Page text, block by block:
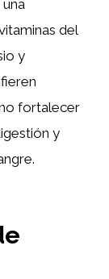
del
y
fortalecer
y